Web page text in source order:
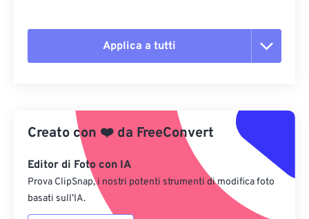
Applica a tutti
Applica da preimpostazione
Salva come predefinito
Creato con ❤️ da FreeConvert
Editor di Foto con IA
Prova ClipSnap, i nostri potenti strumenti di modifica foto
basati sull’IA.